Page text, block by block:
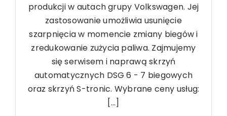
produkcji w autach grupy Volkswagen. Jej
zastosowanie umożliwia usunięcie
szarpnięcia w momencie zmiany biegów i
zredukowanie zużycia paliwa. Zajmujemy
się serwisem i naprawą skrzyń
automatycznych DSG 6 - 7 biegowych
oraz skrzyń S-tronic. Wybrane ceny usług:
[...]